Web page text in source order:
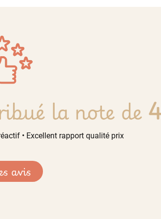
la note de
• Excellent rapport qualité prix
avis